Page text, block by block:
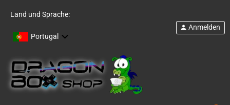
Land und Sprache:
Portugal
person Anmelden